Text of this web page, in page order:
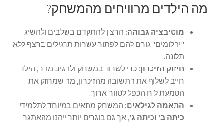
מה הילדים מרוויחים מהמשחק?
מוטיבציה גבוהה: הרצון להתקדם בשלבים ולהשיג
"יהלומים" גורם להם לפתור עשרות תרגילים ברצף ללא
תלונה.
חיזוק הזיכרון: כדי לשרוד במשחק ולהגיב מהר, הילד
חייב לשלוף את התשובה מהזיכרון, מה שמחזק את
הטמעת לוח הכפל לטווח ארוך.
התאמה לגילאים: המשחק מתאים במיוחד לתלמידי
כיתה ב' וכיתה ג', אך גם בוגרים יותר ייהנו מהאתגר.